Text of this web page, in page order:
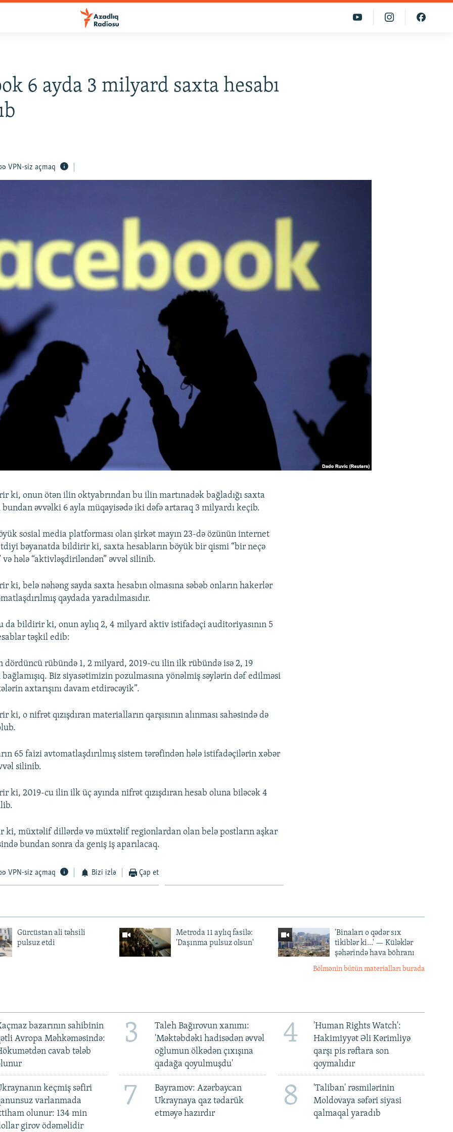
6 ayda 3 milyard saxta hesabı
VPN-siz açmaq
ki, onun ötən ilin oktyabrından bu ilin martınadək bağladığı saxta
bundan əvvəlki 6 ayla müqayisədə iki dəfə artaraq 3 milyardı keçib.
sosial media platforması olan şirkət mayın 23-də özünün internet
bəyanatda bildirir ki, saxta hesabların böyük bir qismi “bir neçə
və hələ “aktivləşdiriləndən” əvvəl silinib.
ki, belə nəhəng sayda saxta hesabın olmasına səbəb onların hakerlər
qaydada yaradılmasıdır.
da bildirir ki, onun aylıq 2, 4 milyard aktiv istifadəçi auditoriyasının 5
təşkil edib:
dördüncü rübündə 1, 2 milyard, 2019-cu ilin ilk rübündə isə 2, 19
Biz siyasətimizin pozulmasına yönəlmiş səylərin dəf edilməsi
axtarışını davam etdirəcəyik”.
ki, o nifrət qızışdıran materialların qarşısının alınması sahəsində də
65 faizi avtomatlaşdırılmış sistem tərəfindən hələ istifadəçilərin xəbər
silinib.
ki, 2019-cu ilin ilk üç ayında nifrət qızışdıran hesab oluna biləcək 4
ki, müxtəlif dillərdə və müxtəlif regionlardan olan belə postların aşkar
bundan sonra da geniş iş aparılacaq.
VPN-siz açmaq Bizi izlə Çap et
Gürcüstan ali təhsili
pulsuz etdi
Metroda 11 aylıq fasilə:
'Daşınma pulsuz olsun'
'Binaları o qədər sıx
tikiblər ki...' — Küləklər
şəhərində hava böhranı
Bölmənin bütün materialları burada
bazarının sahibinin
Avropa Məhkəməsində:
cavab tələb
3
Taleh Bağırovun xanımı:
'Məktəbdəki hadisədən əvvəl
oğlumun ölkədən çıxışına
qadağa qoyulmuşdu'
4
'Human Rights Watch':
Hakimiyyət Əli Kərimliyə
qarşı pis rəftara son
qoymalıdır
keçmiş səfiri
varlanmada
olunur: 134 min
girov ödəməlidir
7
Bayramov: Azərbaycan
Ukraynaya qaz tədarük
etməyə hazırdır
8
'Taliban' rəsmilərinin
Moldovaya səfəri siyasi
qalmaqal yaradıb